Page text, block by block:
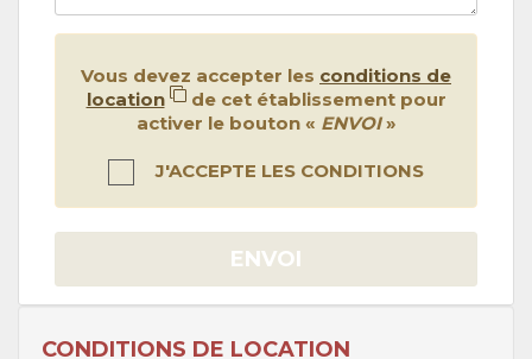
Vous devez accepter les conditions de
location
de cet établissement pour
activer le bouton « ENVOI»
J'ACCEPTE LES CONDITIONS
ENVOI
CONDITIONS DE LOCATION